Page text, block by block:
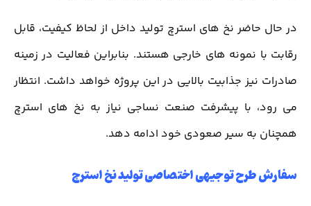
در حال حاضر نخ های استرچ تولید داخل از لحاظ کیفیت، قابل
رقابت با نمونه های خارجی هستند. بنابراین فعالیت در زمینه
صادرات نیز جذابیت بالایی در این پروژه خواهد داشت. انتظار
می رود، با پیشرفت صنعت نساجی نیاز به نخ های استرچ
همچنان به سیر صعودی خود ادامه دهد.
سفارش طرح توجیهی اختصاصی تولید نخ استرچ